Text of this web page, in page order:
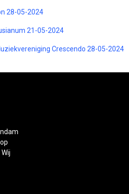
28-05-2024
21-05-2024
Crescendo 28-05-2024